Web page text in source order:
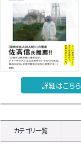
詳細はこちら
カテゴリ一覧